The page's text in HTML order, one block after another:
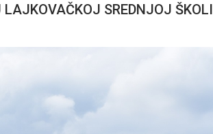
SREDNJOJ ŠKOLI